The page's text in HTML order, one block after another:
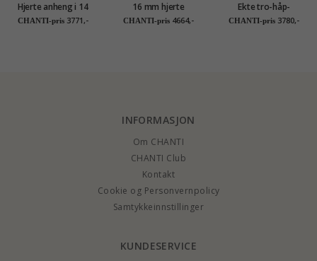
Hjerte anheng i 14
karat gull - Gold
CHANTI-pris 3771,-
16 mm hjerte
medaljong i 9 karat
CHANTI-pris 4664,-
Ekte tro-håp-
kjærlighet anheng i 9
CHANTI-pris 3780,-
INFORMASJON
Om CHANTI
CHANTI Club
Kontakt
Cookie og Personvernpolicy
Samtykkeinnstillinger
KUNDESERVICE